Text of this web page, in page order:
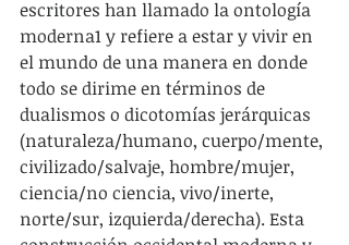
escritores han llamado la ontología
moderna1 y refiere a estar y vivir en
el mundo de una manera en donde
todo se dirime en términos de
dualismos o dicotomías jerárquicas
(naturaleza/humano, cuerpo/mente,
civilizado/salvaje, hombre/mujer,
ciencia/no ciencia, vivo/inerte,
norte/sur, izquierda/derecha). Esta